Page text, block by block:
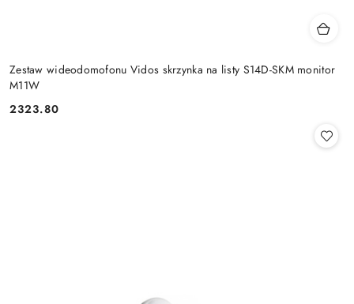
Zestaw wideodomofonu Vidos skrzynka na listy S14D-SKM monitor
M11W
Cena:
2323.80